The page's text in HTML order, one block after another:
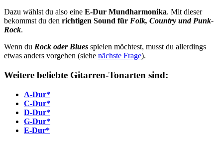
Dazu wählst du also eine E-Dur Mundharmonika. Mit dieser
bekommst du den richtigen Sound für Folk, Country und Punk-
Rock.
Wenn du Rock oder Blues spielen möchtest, musst du allerdings
etwas anders vorgehen (siehe nächste Frage).
Weitere beliebte Gitarren-Tonarten sind:
A-Dur*
C-Dur*
D-Dur*
G-Dur*
E-Dur*